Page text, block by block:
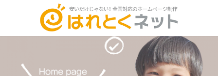
ン
ー